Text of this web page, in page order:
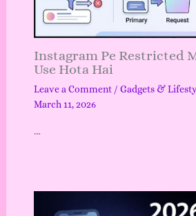
Instagram Pe Restricted
Use Hota Hai
Leave a Comment / Gadgets &
March 11, 2026
…